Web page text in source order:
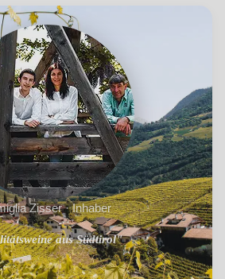
Körper, harmonisch, elegante
Abgang.Produktdetails anzeigen →
Zisser · Inhaber
aus Südtirol"
sonnenverwöhnten Weinhügel von St.
bei Bozen"